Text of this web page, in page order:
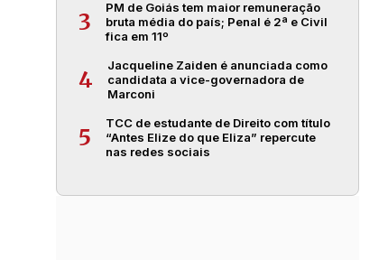
3
PM de Goiás tem maior remuneração
bruta média do país; Penal é 2ª e Civil
fica em 11º
4
Jacqueline Zaiden é anunciada como
candidata a vice-governadora de
Marconi
5
TCC de estudante de Direito com título
“Antes Elize do que Eliza” repercute
nas redes sociais